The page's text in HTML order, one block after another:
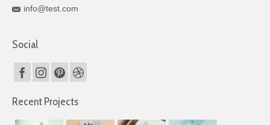
info@test.com
Social
Recent Projects